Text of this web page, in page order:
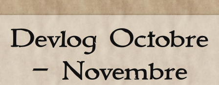
Devlog Octobre
– Novembre